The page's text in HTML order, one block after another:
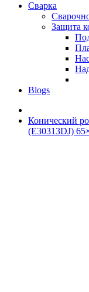
Сварка
Защита
Blogs
Конический
(E30313DJ)